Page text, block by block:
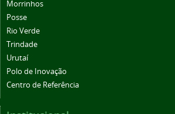
Posse
Rio Verde
Trindade
Urutaí
Polo de Inovação
Centro de Referência